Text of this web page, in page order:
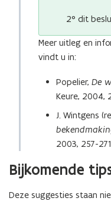
2° dit
Meer uitleg en
vindt u in:
Popelier, De
Keure, 2004,
J. Wintgens
2003, 257-
Bijkomende
Deze suggesties staan